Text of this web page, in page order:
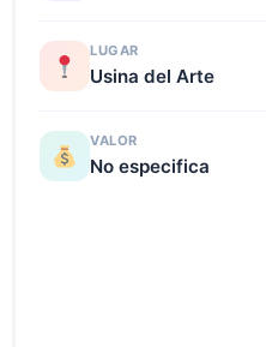
LUGAR
Usina del Arte
VALOR
No especifica